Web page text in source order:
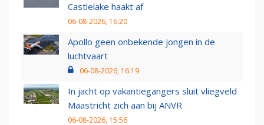
Castlelake haakt af
06-08-2026, 16:20
Apollo geen onbekende jongen in de
luchtvaart
06-08-2026, 16:19
In jacht op vakantiegangers sluit vliegveld
Maastricht zich aan bij ANVR
06-08-2026, 15:56